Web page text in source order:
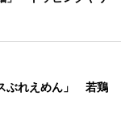
ぶれえめん」 若鶏